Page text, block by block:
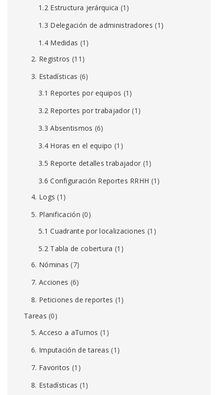
1.2 Estructura jerárquica (1)
1.3 Delegación de administradores (1)
1.4 Medidas (1)
2. Registros (11)
3. Estadísticas (6)
3.1 Reportes por equipos (1)
3.2 Reportes por trabajador (1)
3.3 Absentismos (6)
3.4 Horas en el equipo (1)
3.5 Reporte detalles trabajador (1)
3.6 Configuración Reportes RRHH (1)
4. Logs (1)
5. Planificación (0)
5.1 Cuadrante por localizaciones (1)
5.2 Tabla de cobertura (1)
6. Nóminas (7)
7. Acciones (6)
8. Peticiones de reportes (1)
Tareas (0)
5. Acceso a aTurnos (1)
6. Imputación de tareas (1)
7. Favoritos (1)
8. Estadísticas (1)